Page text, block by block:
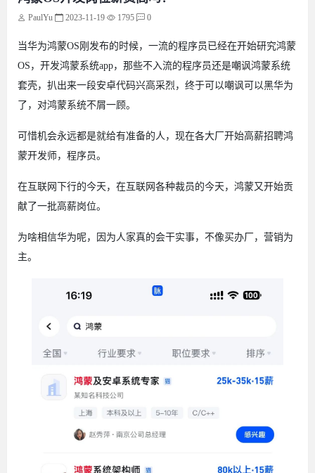
PaulYu 2023-11-19 1795 0
当华为鸿蒙OS刚发布的时候，一流的程序员已经在开始研究鸿蒙
OS，开发鸿蒙系统app，那些不入流的程序员还是嘲讽鸿蒙系统
套壳，扒出来一段安卓代码兴高采烈，终于可以嘲讽可以黑华为
了，对鸿蒙系统不屑一顾。
可惜机会永远都是就给有准备的人，现在各大厂开始高薪招聘鸿
蒙开发师，程序员。
在互联网下行的今天，在互联网各种裁员的今天，鸿蒙又开始贡
献了一批高薪岗位。
为啥相信华为呢，因为人家真的会干实事，不像买办厂，营销为
主。